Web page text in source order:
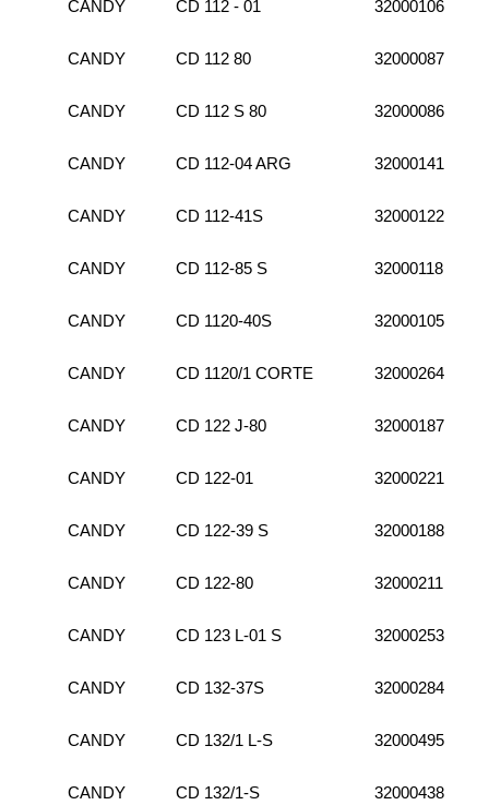
CANDY CD 112 - 01 32000106
CANDY CD 112 80 32000087
CANDY CD 112 S 80 32000086
CANDY CD 112-04 ARG 32000141
CANDY CD 112-41S 32000122
CANDY CD 112-85 S 32000118
CANDY CD 1120-40S 32000105
CANDY CD 1120/1 CORTE 32000264
CANDY CD 122 J-80 32000187
CANDY CD 122-01 32000221
CANDY CD 122-39 S 32000188
CANDY CD 122-80 32000211
CANDY CD 123 L-01 S 32000253
CANDY CD 132-37S 32000284
CANDY CD 132/1 L-S 32000495
CANDY CD 132/1-S 32000438